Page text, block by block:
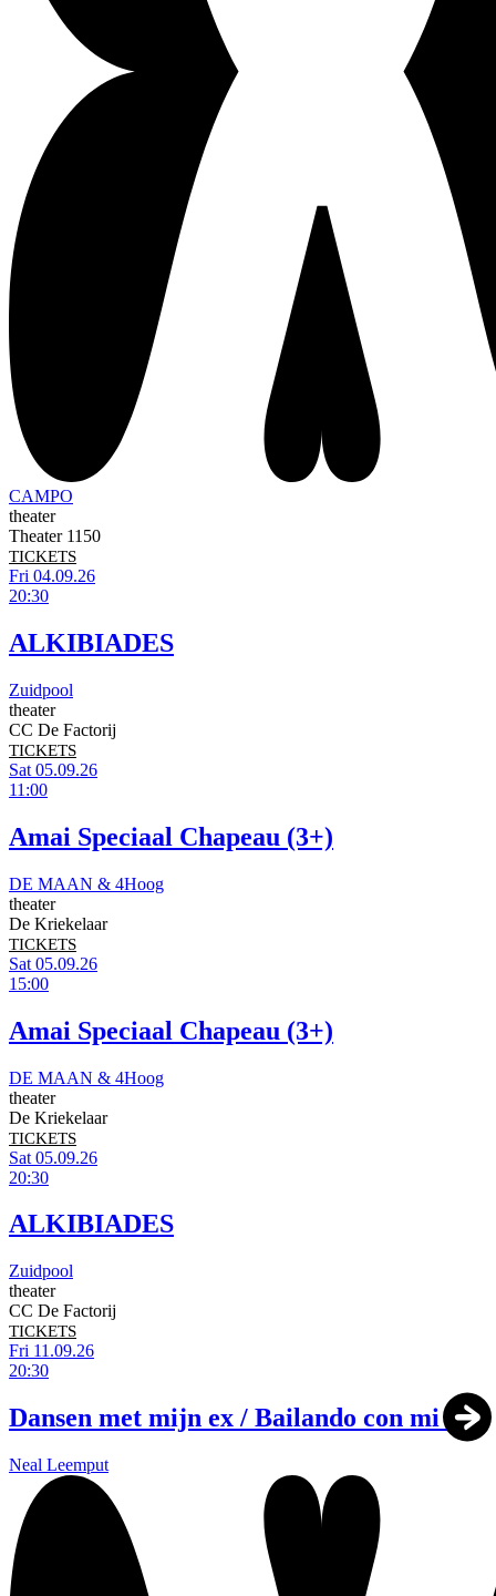
CAMPO
theater
Theater 1150
TICKETS
Fri 04.09.26
20:30
ALKIBIADES
Zuidpool
theater
CC De Factorij
TICKETS
Sat 05.09.26
11:00
Amai Speciaal Chapeau (3+)
DE MAAN & 4Hoog
theater
De Kriekelaar
TICKETS
Sat 05.09.26
15:00
Amai Speciaal Chapeau (3+)
DE MAAN & 4Hoog
theater
De Kriekelaar
TICKETS
Sat 05.09.26
20:30
ALKIBIADES
Zuidpool
theater
CC De Factorij
TICKETS
Fri 11.09.26
20:30
Dansen met mijn ex / Bailando con mi ex
Neal Leemput